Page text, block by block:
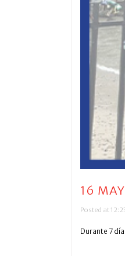
16 MAY
Posted at
Durante 7